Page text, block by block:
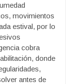
movimientos
estival, por lo
cobra
donde
antes de